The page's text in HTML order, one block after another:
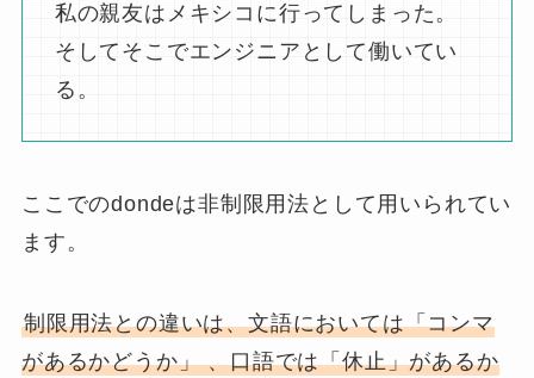
私の親友はメキシコに行ってしまった。
そしてそこでエンジニアとして働いてい
る。
ここでのdondeは非制限用法として用いられてい
ます。
制限用法との違いは、文語においては「コンマ
があるかどうか」 、口語では「休止」があるか